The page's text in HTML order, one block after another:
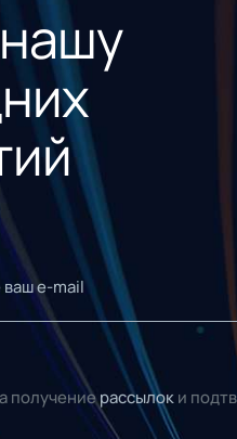
получениерассылок и